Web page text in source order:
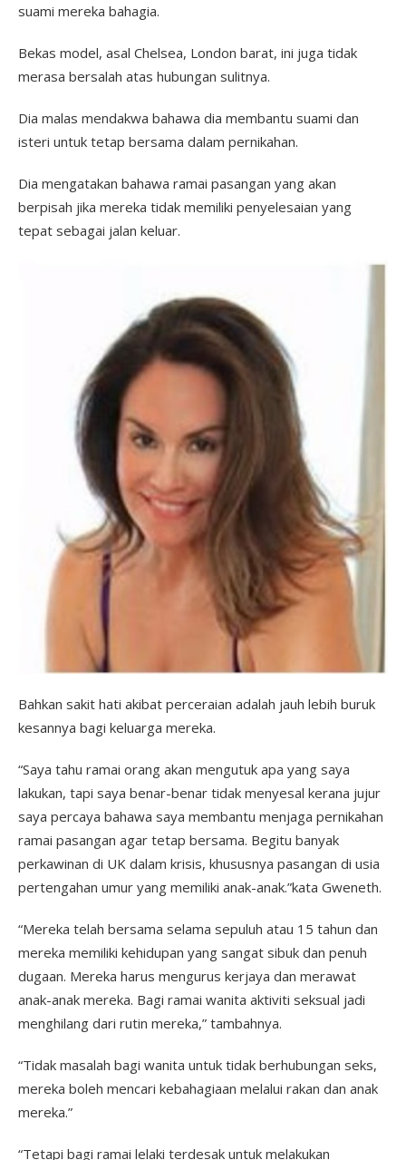
suami mereka bahagia.
Bekas model, asal Chelsea, London barat, ini juga tidak
merasa bersalah atas hubungan sulitnya.
Dia malas mendakwa bahawa dia membantu suami dan
isteri untuk tetap bersama dalam pernikahan.
Dia mengatakan bahawa ramai pasangan yang akan
berpisah jika mereka tidak memiliki penyelesaian yang
tepat sebagai jalan keluar.
Bahkan sakit hati akibat perceraian adalah jauh lebih buruk
kesannya bagi keluarga mereka.
“Saya tahu ramai orang akan mengutuk apa yang saya
lakukan, tapi saya benar-benar tidak menyesal kerana jujur ​​
saya percaya bahawa saya membantu menjaga pernikahan
ramai pasangan agar tetap bersama. Begitu banyak
perkawinan di UK dalam krisis, khususnya pasangan di usia
pertengahan umur yang memiliki anak-anak.”kata Gweneth.
“Mereka telah bersama selama sepuluh atau 15 tahun dan
mereka memiliki kehidupan yang sangat sibuk dan penuh
dugaan. Mereka harus mengurus kerjaya dan merawat
anak-anak mereka. Bagi ramai wanita aktiviti seksual jadi
menghilang dari rutin mereka,” tambahnya.
“Tidak masalah bagi wanita untuk tidak berhubungan seks,
mereka boleh mencari kebahagiaan melalui rakan dan anak
mereka.”
“Tetapi bagi ramai lelaki terdesak untuk melakukan